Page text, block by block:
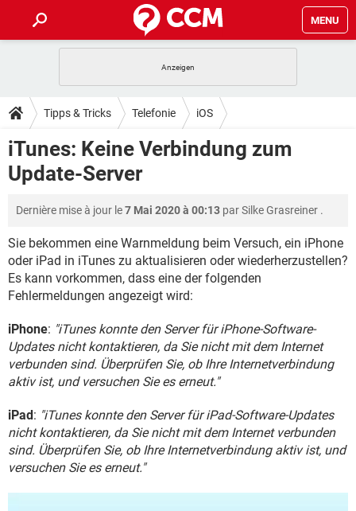
MENU
ANDROID IOS
WINDOWS 10 INSTAGRAM
WHATSAPP
TIPPS & TRICKS
SPIELE STREAMING
ANDROID IOS
WINDOWS 10
WHATSAPP TIKTOK
FACEBOOK HARDWARE
DOWNLOADS
SPIELE
WHATSAPP TIKTOK
FACEBOOK HARDWARE
FORUM
SPIELE STREAMING
ANDROID IOS
WINDOWS 10 INSTAGRAM
WHATSAPP TIKTOK
HARDWARE
SPIELE STREAMING
ANDROID IOS
WHATSAPP TIKTOK
FACEBOOK HARDWARE
Tipps & Tricks Telefonie iOS
iTunes: Keine Verbindung zum
Update-Server
Dernière mise à jour le7 Mai 2020 à 00:13 parSilke Grasreiner .
Sie bekommen eine Warnmeldung beim Versuch, ein iPhone
oder iPad in iTunes zu aktualisieren oder wiederherzustellen?
Es kann vorkommen, dass eine der folgenden
Fehlermeldungen angezeigt wird:
iPhone: "iTunes konnte den Server für iPhone-Software-
Updates nicht kontaktieren, da Sie nicht mit dem Internet
verbunden sind. Überprüfen Sie, ob Ihre Internetverbindung
aktiv ist, und versuchen Sie es erneut."
iPad: "iTunes konnte den Server für iPad-Software-Updates
nicht kontaktieren, da Sie nicht mit dem Internet verbunden
sind. Überprüfen Sie, ob Ihre Internetverbindung aktiv ist, und
versuchen Sie es erneut."